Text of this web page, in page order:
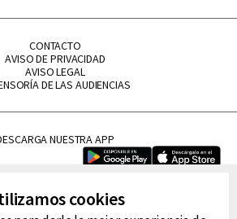
CONTACTO
AVISO DE PRIVACIDAD
AVISO LEGAL
DE LAS AUDIENCIAS
NUESTRA APP
cookies